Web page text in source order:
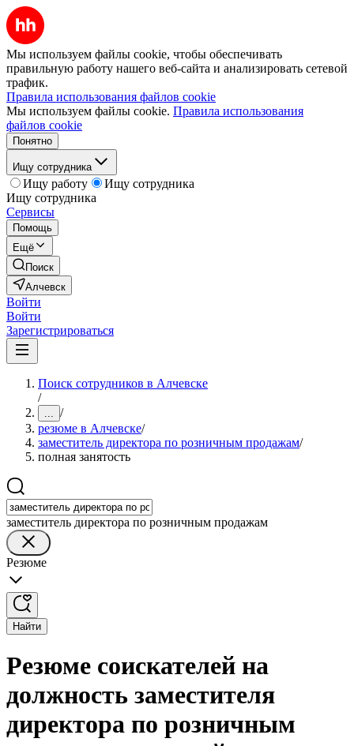
Мы используем файлы cookie, чтобы обеспечивать
правильную работу нашего веб-сайта и анализировать сетевой
трафик.
Правила использования файлов cookie
Мы используем файлы cookie. Правила использования
файлов cookie
Понятно
Ищу сотрудника
Ищу работу
Ищу сотрудника
Ищу сотрудника
Сервисы
Помощь
Ещё
Поиск
Алчевск
Войти
Войти
Зарегистрироваться
Поиск сотрудников в Алчевске
/
... /
резюме в Алчевске/
заместитель директора по розничным продажам/
полная занятость
заместитель директора по розничным продажам
Резюме
Найти
Резюме соискателей на
должность заместителя
директора по розничным